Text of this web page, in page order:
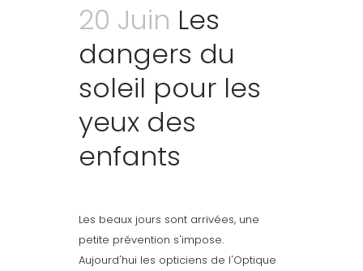
20 Juin Les
dangers du
soleil pour les
yeux des
enfants
Les beaux jours sont arrivées, une
petite prévention s'impose.
Aujourd'hui les opticiens de l'Optique